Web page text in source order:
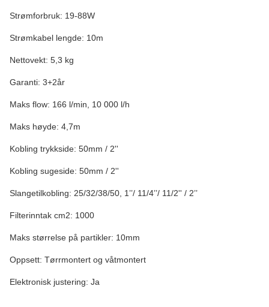
Strømforbruk: 19-88W
Strømkabel lengde: 10m
Nettovekt: 5,3 kg
Garanti: 3+2år
Maks flow: 166 l/min, 10 000 l/h
Maks høyde: 4,7m
Kobling trykkside: 50mm / 2''
Kobling sugeside: 50mm / 2''
Slangetilkobling: 25/32/38/50, 1’’/ 11/4’’/ 11/2'' / 2’’
Filterinntak cm2: 1000
Maks størrelse på partikler: 10mm
Oppsett: Tørrmontert og våtmontert
Elektronisk justering: Ja